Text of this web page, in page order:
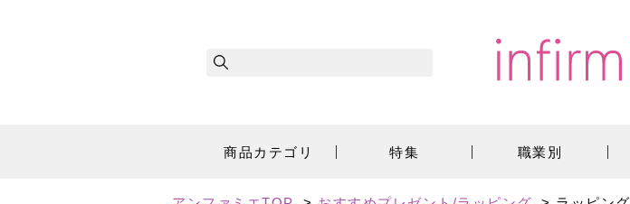
商品カテゴリ 特集 職業別